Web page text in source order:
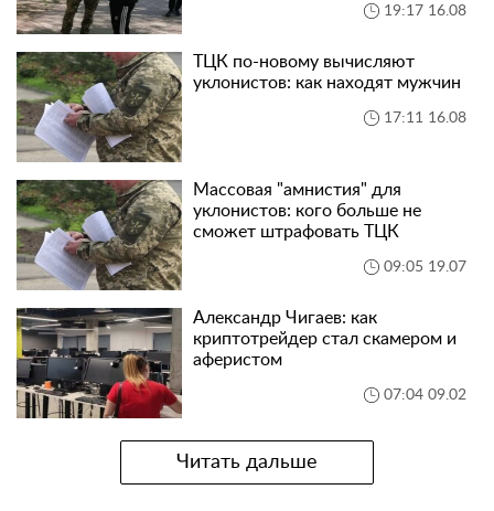
19:17 16.08
ТЦК по-новому вычисляют
уклонистов: как находят мужчин
17:11 16.08
Массовая "амнистия" для
уклонистов: кого больше не
сможет штрафовать ТЦК
09:05 19.07
Александр Чигаев: как
криптотрейдер стал скамером и
аферистом
07:04 09.02
Читать дальше